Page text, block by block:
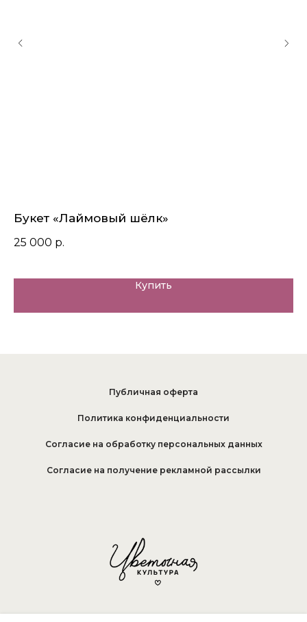
Букет «Лаймовый шёлк»
25 000 р.
Купить
Публичная оферта
Политика конфиденциальности
Согласие на обработку персональных данных
Согласие на получение рекламной рассылки